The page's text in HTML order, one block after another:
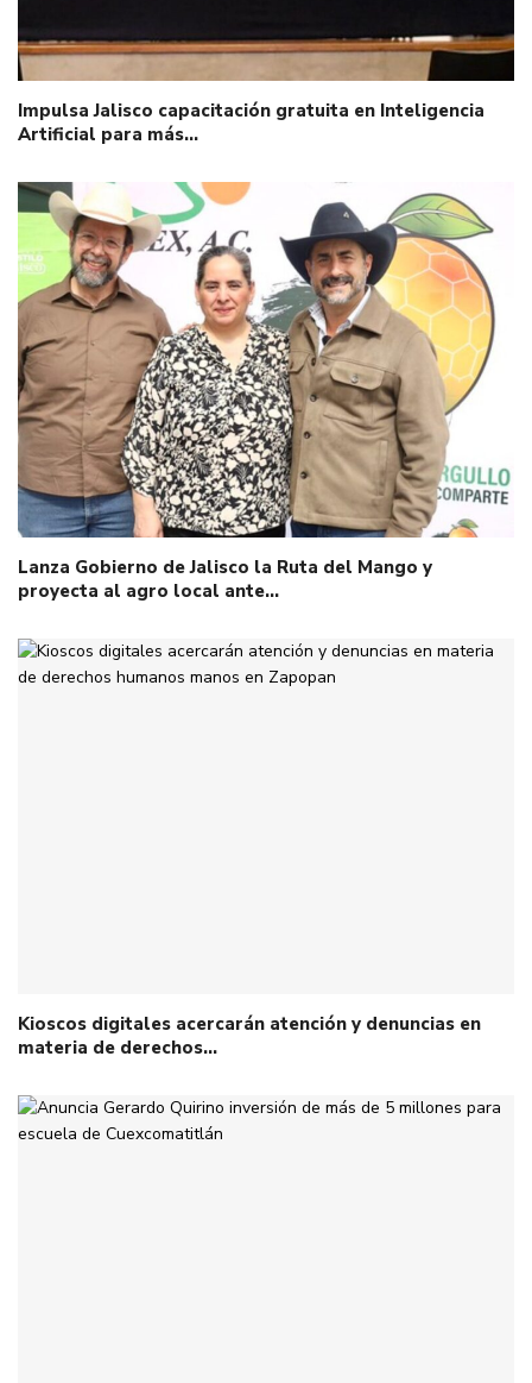
Impulsa Jalisco capacitación gratuita en Inteligencia
Artificial para más…
Lanza Gobierno de Jalisco la Ruta del Mango y
proyecta al agro local ante…
Kioscos digitales acercarán atención y denuncias en
materia de derechos…